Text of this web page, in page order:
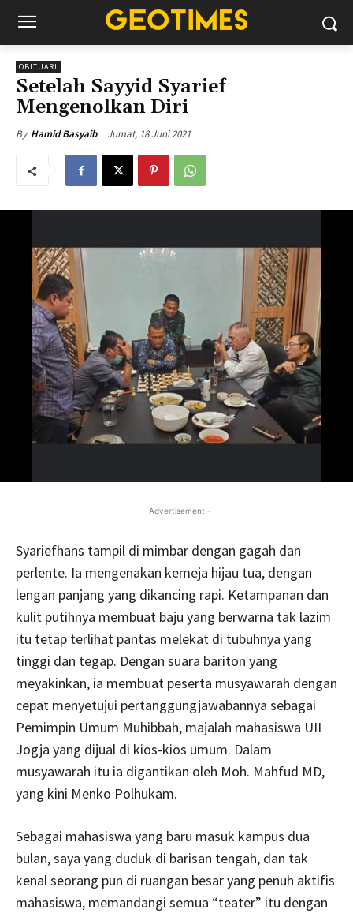
OBITUARI
Setelah Sayyid Syarief
Mengenolkan Diri
By Hamid Basyaib Jumat, 18 Juni 2021
- Advertisement -
Syariefhans tampil di mimbar dengan gagah dan
perlente. Ia mengenakan kemeja hijau tua, dengan
lengan panjang yang dikancing rapi. Ketampanan dan
kulit putihnya membuat baju yang berwarna tak lazim
itu tetap terlihat pantas melekat di tubuhnya yang
tinggi dan tegap. Dengan suara bariton yang
meyakinkan, ia membuat peserta musyawarah dengan
cepat menyetujui pertanggungjawabannya sebagai
Pemimpin Umum Muhibbah, majalah mahasiswa UII
Jogja yang dijual di kios-kios umum. Dalam
musyawarah itu ia digantikan oleh Moh. Mahfud MD,
yang kini Menko Polhukam.
Sebagai mahasiswa yang baru masuk kampus dua
bulan, saya yang duduk di barisan tengah, dan tak
kenal seorang pun di ruangan besar yang penuh aktifis
mahasiswa, memandangi semua “teater” itu dengan